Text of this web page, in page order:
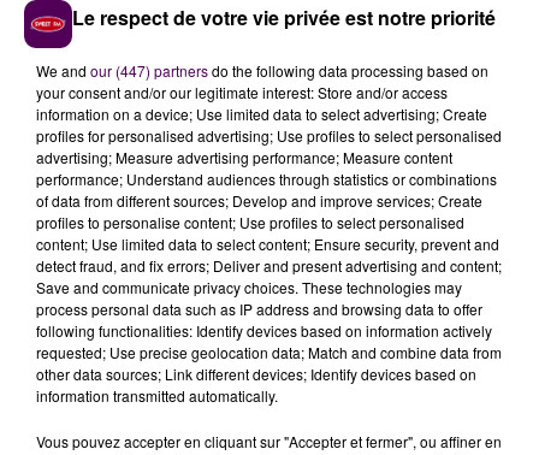
La gagnante a attendu près de deux mois avant de se
rendre au siège de La Française des Jeux, à Boulogne-
Billancourt. Durant ce laps de temps, c’estdans la
coque de son téléphone que le reçu du jeu gagnant
est resté au chaud. Une idée pour le moins
audacieuse. Avec son gain, la chanceuse a confié à La
FDJ vouloir"réaliser des travaux de rénovation dans
sa maison et gâter ses proches".
Le respect de votre vie privée est notre priorité
We and our (447) partnersdo the following data processing based on
your consent and/or our legitimate interest: Store and/or access
information on a device; Use limited data to select advertising; Create
profiles for personalised advertising; Use profiles to select personalised
advertising; Measure advertising performance; Measure content
performance; Understand audiences through statistics or combinations
of data from different sources; Develop and improve services; Create
profiles to personalise content; Use profiles to select personalised
content; Use limited data to select content; Ensure security, prevent and
detect fraud, and fix errors; Deliver and present advertising and content;
Save and communicate privacy choices. These technologies may
process personal data such as IP address and browsing data to offer
following functionalities: Identify devices based on information actively
requested; Use precise geolocation data; Match and combine data from
other data sources; Link different devices; Identify devices based on
information transmitted automatically.
Vous pouvez accepter en cliquant sur "Accepter et fermer", ou affiner en